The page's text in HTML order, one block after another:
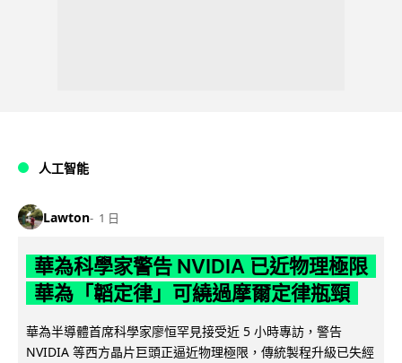
人工智能
Lawton 1 日
華為科學家警告 NVIDIA 已近物理極限
華為「韜定律」可繞過摩爾定律瓶頸
華為半導體首席科學家廖恒罕見接受近 5 小時專訪，警告
NVIDIA 等西方晶片巨頭正逼近物理極限，傳統製程升級已失經